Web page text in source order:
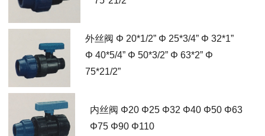
外丝阀 Φ 20*1/2” Φ 25*3/4” Φ 32*1”
Φ 40*5/4” Φ 50*3/2” Φ 63*2” Φ
75*21/2”
内丝阀 Φ20 Φ25 Φ32 Φ40 Φ50 Φ63
Φ75 Φ90 Φ110